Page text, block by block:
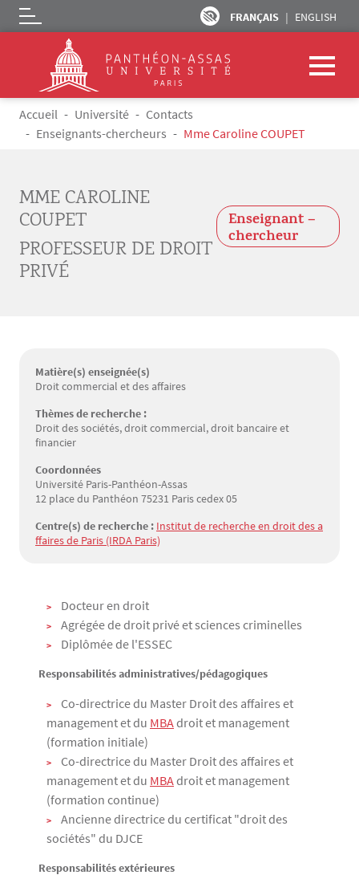
Aller au contenu principal
FRANÇAIS ENGLISH
Logo
Fil d'Ariane
Accueil Université
Contacts
Enseignants-chercheurs
Mme Caroline COUPET
MME CAROLINE
COUPET
PROFESSEUR DE DROIT
PRIVÉ
Enseignant –
chercheur
Matière(s) enseignée(s)
Droit commercial et des affaires
Thèmes de recherche :
Droit des sociétés, droit commercial, droit bancaire et
financier
Coordonnées
Université Paris-Panthéon-Assas
12 place du Panthéon 75231 Paris cedex 05
Centre(s) de recherche : Institut de recherche en droit des a
ffaires de Paris (IRDA Paris)
TexteDocteur en droit
Agrégée de droit privé et sciences criminelles
Diplômée de l'ESSEC
Responsabilités administratives/pédagogiques
Co-directrice du Master Droit des affaires et
management et du MBAdroit et management
(formation initiale)
Co-directrice du Master Droit des affaires et
management et du MBAdroit et management
(formation continue)
Ancienne directrice du certificat "droit des
sociétés" du DJCE
Responsabilités extérieures